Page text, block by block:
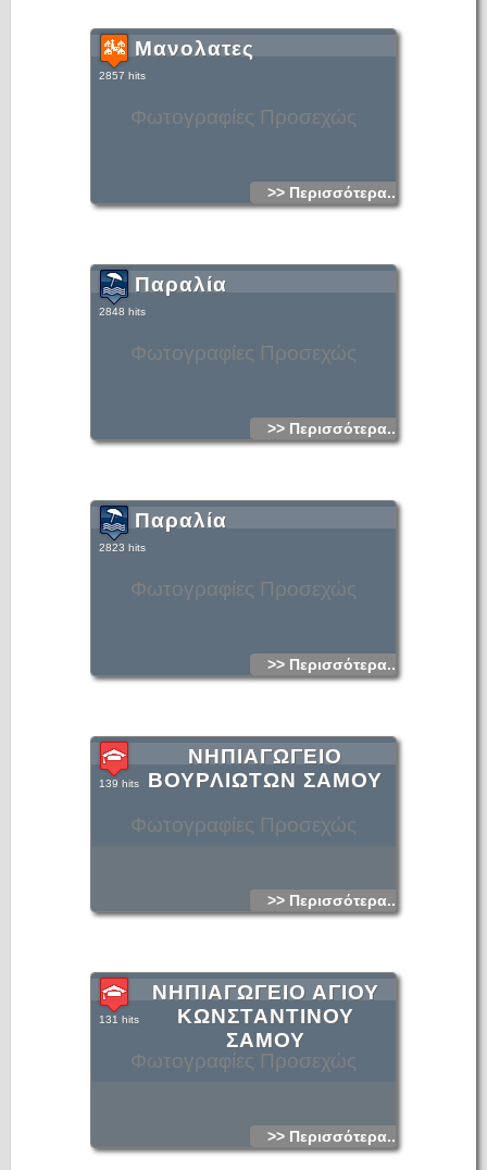
Φωτογραφίες Προσεχώς
Μανολατες
2857 hits
>> Περισσότερα...
Φωτογραφίες Προσεχώς
Παραλία
2848 hits
>> Περισσότερα...
Φωτογραφίες Προσεχώς
Παραλία
2823 hits
>> Περισσότερα...
Φωτογραφίες Προσεχώς
ΝΗΠΙΑΓΩΓΕΙΟ
ΒΟΥΡΛΙΩΤΩΝ ΣΑΜΟΥ
139 hits
>> Περισσότερα...
Φωτογραφίες Προσεχώς
ΝΗΠΙΑΓΩΓΕΙΟ ΑΓΙΟΥ
ΚΩΝΣΤΑΝΤΙΝΟΥ
ΣΑΜΟΥ
131 hits
>> Περισσότερα...